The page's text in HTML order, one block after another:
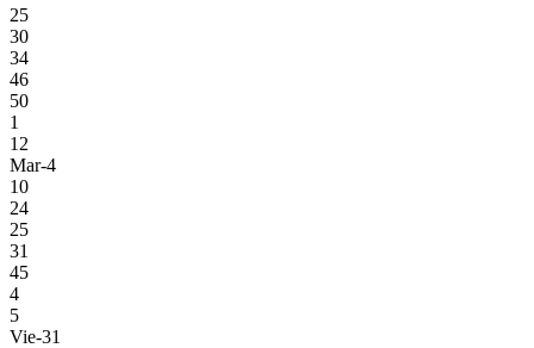
25
30
34
46
50
1
12
Mar-4
10
24
25
31
45
4
5
Vie-31